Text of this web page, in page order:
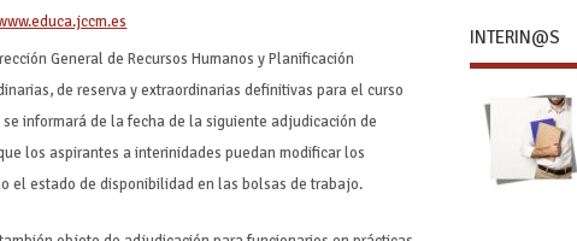
General de Recursos Humanos y Planificación
de reserva y extraordinarias definitivas para el curso
informará de la fecha de la siguiente adjudicación de
los aspirantes a interinidades puedan modificar los
el estado de disponibilidad en las bolsas de trabajo.
INTERIN@S